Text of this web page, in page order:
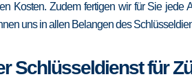
Kosten. Zudem fertigen wir für Sie
uns in allen Belangen des
Schlüsseldienst für